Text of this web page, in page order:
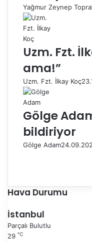
Yağmur Zeynep
Uzm. Fzt.
ama!”
Uzm. Fzt. İlkay Koç
Gölge
bildiriyor
Gölge Adam
e
k
s
a
n
k
i
Hava Durumu
İstanbul
Parçalı Bulutlu
29 ℃